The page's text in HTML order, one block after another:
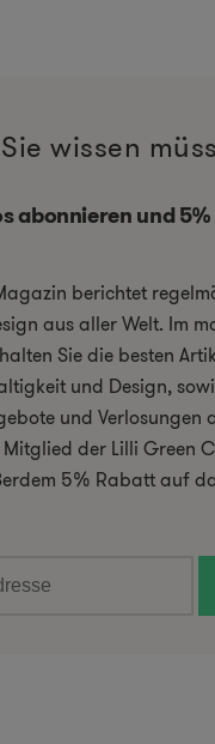
wissen
abonnieren und
berichtet
aus aller Welt. Im
Sie die besten
und Design,
und Verlosungen
Mitglied der Lilli Green
5% Rabatt auf